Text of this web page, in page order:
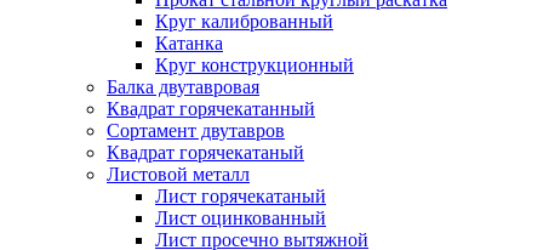
Круг калиброванный
Катанка
Круг конструкционный
Балка двутавровая
Квадрат горячекатанный
Сортамент двутавров
Квадрат горячекатаный
Листовой металл
Лист горячекатаный
Лист оцинкованный
Лист просечно вытяжной